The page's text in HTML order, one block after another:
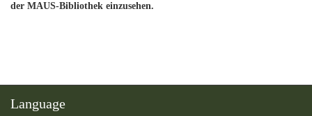
der MAUS-Bibliothek einzusehen.
Language